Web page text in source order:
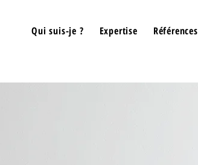
Qui suis-je ? Expertise Références